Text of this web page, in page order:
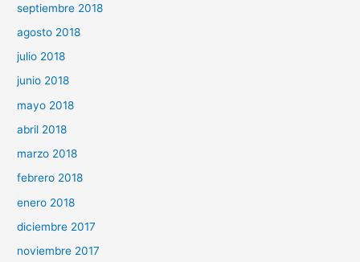
septiembre 2018
agosto 2018
julio 2018
junio 2018
mayo 2018
abril 2018
marzo 2018
febrero 2018
enero 2018
diciembre 2017
noviembre 2017